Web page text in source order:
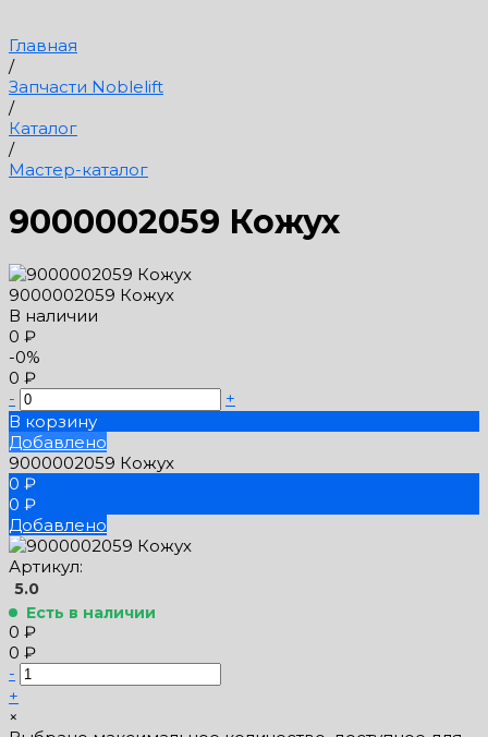
Главная
/
Запчасти Noblelift
/
Каталог
/
Мастер-каталог
9000002059 Кожух
9000002059 Кожух
В наличии
0 ₽
-0%
0 ₽
-
+
В корзину
Добавлено
9000002059 Кожух
0 ₽
0 ₽
Добавлено
Артикул:
5.0
Есть в наличии
0 ₽
0 ₽
-
+
×